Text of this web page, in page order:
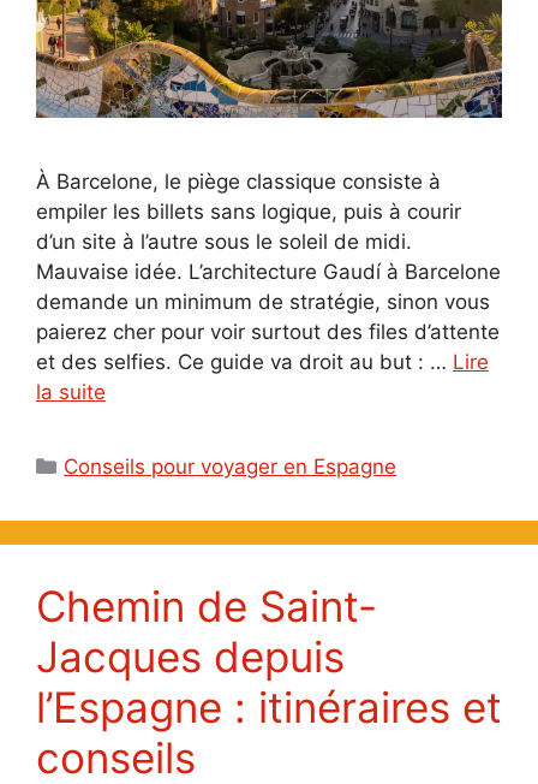
À Barcelone, le piège classique consiste à
empiler les billets sans logique, puis à courir
d’un site à l’autre sous le soleil de midi.
Mauvaise idée. L’architecture Gaudí à Barcelone
demande un minimum de stratégie, sinon vous
paierez cher pour voir surtout des files d’attente
et des selfies. Ce guide va droit au but : … Lire
la suite
Catégories
Conseils pour voyager en Espagne
Chemin de Saint-
Jacques depuis
l’Espagne : itinéraires et
conseils